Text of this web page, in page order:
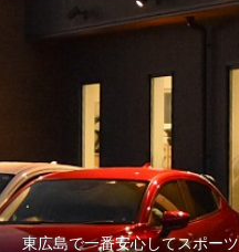
東広島で一番安心してスポー